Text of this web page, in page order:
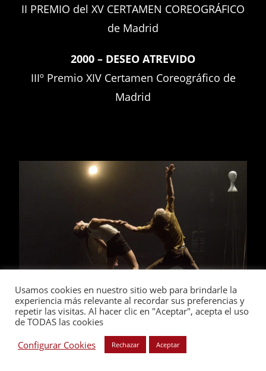
II PREMIO del XV CERTAMEN COREOGRÁFICO
de Madrid
2000 – DESEO ATREVIDO
IIIº Premio XIV Certamen Coreográfico de
Madrid
PROYECTOS
Usamos cookies en nuestro sitio web para brindarle la
experiencia más relevante al recordar sus preferencias y
repetir las visitas. Al hacer clic en "Aceptar", acepta el uso
de TODAS las cookies
Configurar Cookies
Rechazar Aceptar